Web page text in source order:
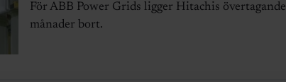
För ABB Power Grids ligger Hitachis
månader bort.